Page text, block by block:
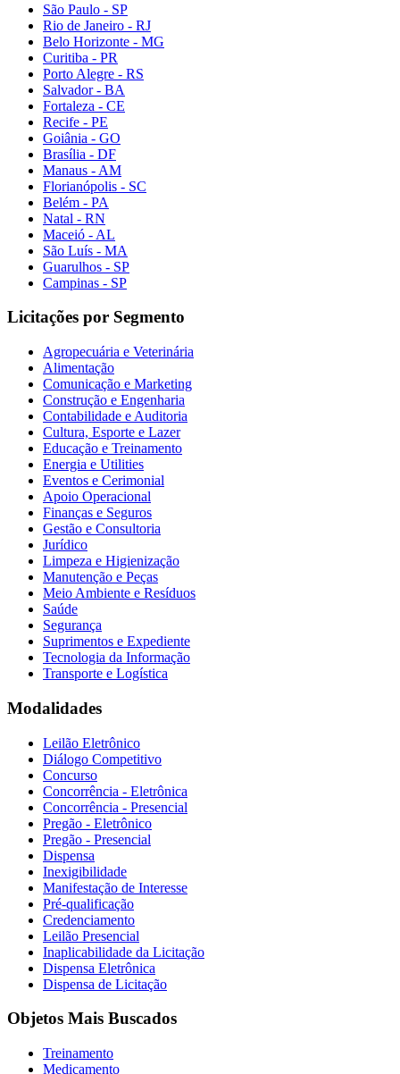
São Paulo - SP
Rio de Janeiro - RJ
Belo Horizonte - MG
Curitiba - PR
Porto Alegre - RS
Salvador - BA
Fortaleza - CE
Recife - PE
Goiânia - GO
Brasília - DF
Manaus - AM
Florianópolis - SC
Belém - PA
Natal - RN
Maceió - AL
São Luís - MA
Guarulhos - SP
Campinas - SP
Licitações por Segmento
Agropecuária e Veterinária
Alimentação
Comunicação e Marketing
Construção e Engenharia
Contabilidade e Auditoria
Cultura, Esporte e Lazer
Educação e Treinamento
Energia e Utilities
Eventos e Cerimonial
Apoio Operacional
Finanças e Seguros
Gestão e Consultoria
Jurídico
Limpeza e Higienização
Manutenção e Peças
Meio Ambiente e Resíduos
Saúde
Segurança
Suprimentos e Expediente
Tecnologia da Informação
Transporte e Logística
Modalidades
Leilão Eletrônico
Diálogo Competitivo
Concurso
Concorrência - Eletrônica
Concorrência - Presencial
Pregão - Eletrônico
Pregão - Presencial
Dispensa
Inexigibilidade
Manifestação de Interesse
Pré-qualificação
Credenciamento
Leilão Presencial
Inaplicabilidade da Licitação
Dispensa Eletrônica
Dispensa de Licitação
Objetos Mais Buscados
Treinamento
Medicamento